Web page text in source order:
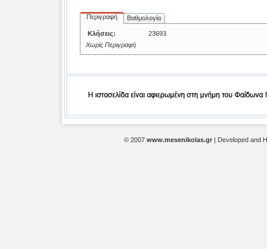
Περιγραφή Βαθμολογία
Κλήσεις:
23693
Χωρίς Περιγραφή
© 2007 www.mesenikolas.gr | Developed and